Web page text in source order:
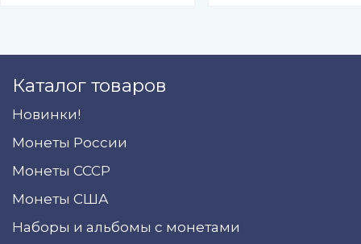
Каталог товаров
Новинки!
Монеты России
Монеты СССР
Монеты США
Наборы и альбомы с монетами